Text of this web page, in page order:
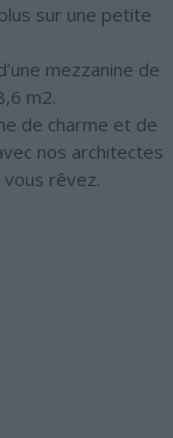
sur une petite
mezzanine de
m2.
de charme et de
nos architectes
rêvez.